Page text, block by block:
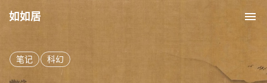
如如居
笔记 科幻